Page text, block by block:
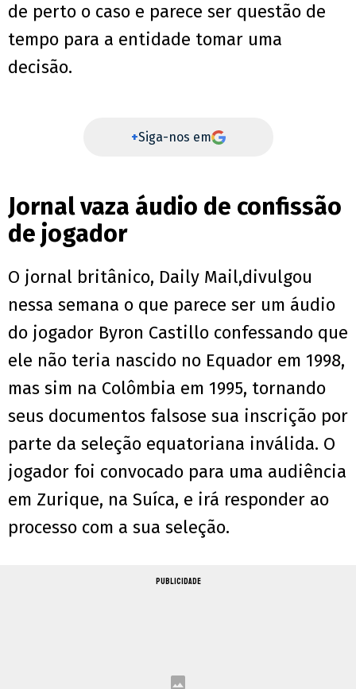
de perto o caso e parece ser questão de
tempo para a entidade tomar uma
decisão.
+Siga-nos em
Jornal vaza áudio de confissão
de jogador
O jornal britânico, Daily Mail,divulgou
nessa semana o que parece ser um áudio
do jogador Byron Castillo confessando que
ele não teria nascido no Equador em 1998,
mas sim na Colômbia em 1995, tornando
seus documentos falsose sua inscrição por
parte da seleção equatoriana inválida. O
jogador foi convocado para uma audiência
em Zurique, na Suíca, e irá responder ao
processo com a sua seleção.
PUBLICIDADE